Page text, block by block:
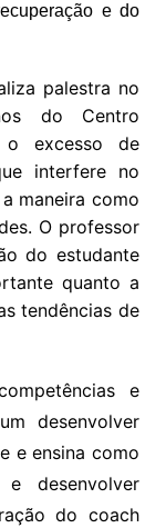
e do
palestra no
do Centro
o excesso de
interfere no
maneira como
O professor
do estudante
quanto a
tendências de
e
desenvolver
e ensina como
desenvolver
do coach